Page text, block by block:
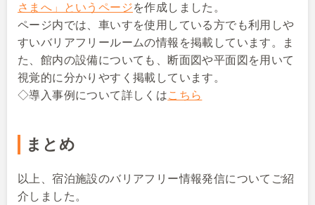
さまへ」というページを作成しました。
ページ内では、車いすを使用している方でも利用しや
すいバリアフリールームの情報を掲載しています。ま
た、館内の設備についても、断面図や平面図を用いて
視覚的に分かりやすく掲載しています。
◇導入事例について詳しくはこちら
まとめ
以上、宿泊施設のバリアフリー情報発信についてご紹
介しました。